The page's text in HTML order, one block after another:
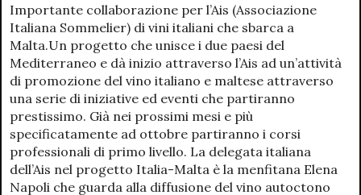
Importante collaborazione per l’Ais (Associazione
Italiana Sommelier) di vini italiani che sbarca a
Malta.Un progetto che unisce i due paesi del
Mediterraneo e dà inizio attraverso l’Ais ad un’attività
di promozione del vino italiano e maltese attraverso
una serie di iniziative ed eventi che partiranno
prestissimo. Già nei prossimi mesi e più
specificatamente ad ottobre partiranno i corsi
professionali di primo livello. La delegata italiana
dell’Ais nel progetto Italia-Malta è la menfitana Elena
Napoli che guarda alla diffusione del vino autoctono